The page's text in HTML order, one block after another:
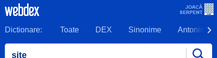
Dictionare: Toate DEX Sinonime Antonime